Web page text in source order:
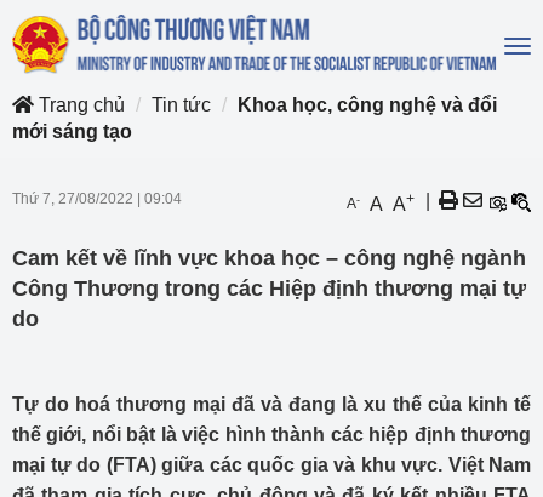
Trang chủ
Tin tức
Khoa học, công nghệ và đổi
mới sáng tạo
Thứ 7, 27/08/2022 09:04 A- A A+
Cam kết về lĩnh vực khoa học – công nghệ ngành
Công Thương trong các Hiệp định thương mại tự
do
Tự do hoá thương mại đã và đang là xu thế của kinh tế
thế giới, nổi bật là việc hình thành các hiệp định thương
mại tự do (FTA) giữa các quốc gia và khu vực. Việt Nam